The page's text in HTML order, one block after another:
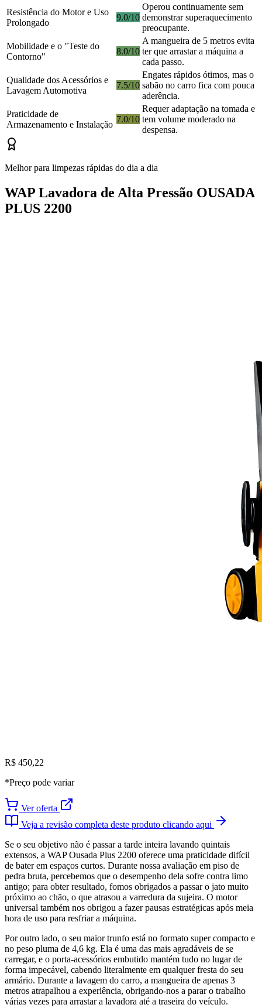
Resistência do Motor e Uso
Prolongado
9.0/10
Operou continuamente sem
demonstrar superaquecimento
preocupante.
Mobilidade e o "Teste do
Contorno"
8.0/10
A mangueira de 5 metros evita
ter que arrastar a máquina a
cada passo.
Qualidade dos Acessórios e
Lavagem Automotiva
7.5/10
Engates rápidos ótimos, mas o
sabão no carro fica com pouca
aderência.
Praticidade de
Armazenamento e Instalação
7.0/10
Requer adaptação na tomada e
tem volume moderado na
despensa.
Melhor para limpezas rápidas do dia a dia
WAP Lavadora de Alta Pressão OUSADA
PLUS 2200
R$ 450,22
*Preço pode variar
Ver oferta
Veja a revisão completa deste produto clicando aqui
Se o seu objetivo não é passar a tarde inteira lavando quintais
extensos, a WAP Ousada Plus 2200 oferece uma praticidade difícil
de bater em espaços curtos. Durante nossa avaliação em piso de
pedra bruta, percebemos que o desempenho dela sofre contra limo
antigo; para obter resultado, fomos obrigados a passar o jato muito
próximo ao chão, o que atrasou a varredura da sujeira. O motor
universal também nos obrigou a fazer pausas estratégicas após meia
hora de uso para resfriar a máquina.
Por outro lado, o seu maior trunfo está no formato super compacto e
no peso pluma de 4,6 kg. Ela é uma das mais agradáveis de se
carregar, e o porta-acessórios embutido mantém tudo no lugar de
forma impecável, cabendo literalmente em qualquer fresta do seu
armário. Durante a lavagem do carro, a mangueira de apenas 3
metros atrapalhou a experiência, obrigando-nos a parar o trabalho
várias vezes para arrastar a lavadora até a traseira do veículo.